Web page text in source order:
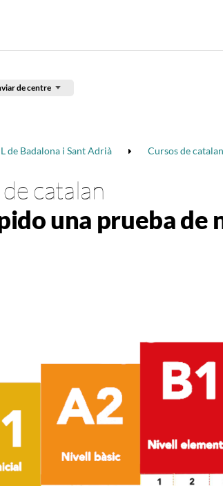
de centre
de Badalona i Sant Adrià Cursos de catalan
catalan
una prueba de